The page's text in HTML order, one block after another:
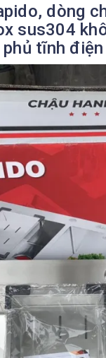
dòng
sus304
tĩnh